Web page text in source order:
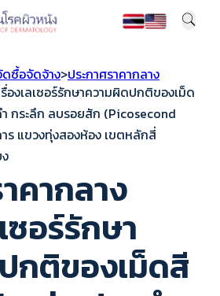
ดซื้อจัดจ้าง>ประกาศราคากลาง
องเลเซอร์รักษาความผิดปกติของเม็ด
กระลึก ลบรอยสัก (Picosecond
ร แขวงทุ่งสองห้อง เขตหลักสี่
คากลาง
ซอร์รักษา
กติของเม็ดสี